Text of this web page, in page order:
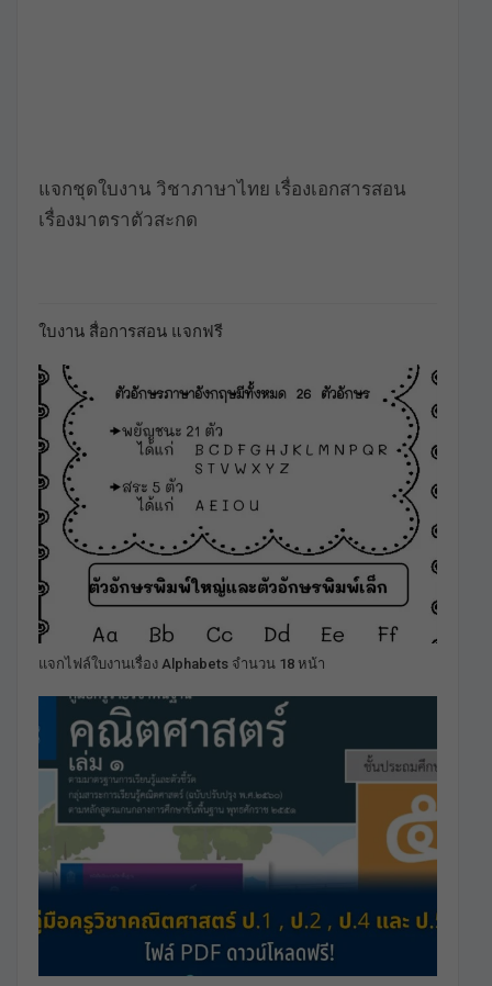
แจกชุดใบงาน วิชาภาษาไทย เรื่องเอกสารสอน
เรื่องมาตราตัวสะกด
ใบงาน สื่อการสอน แจกฟรี
แจกไฟล์ใบงานเรื่อง Alphabets จำนวน 18 หน้า